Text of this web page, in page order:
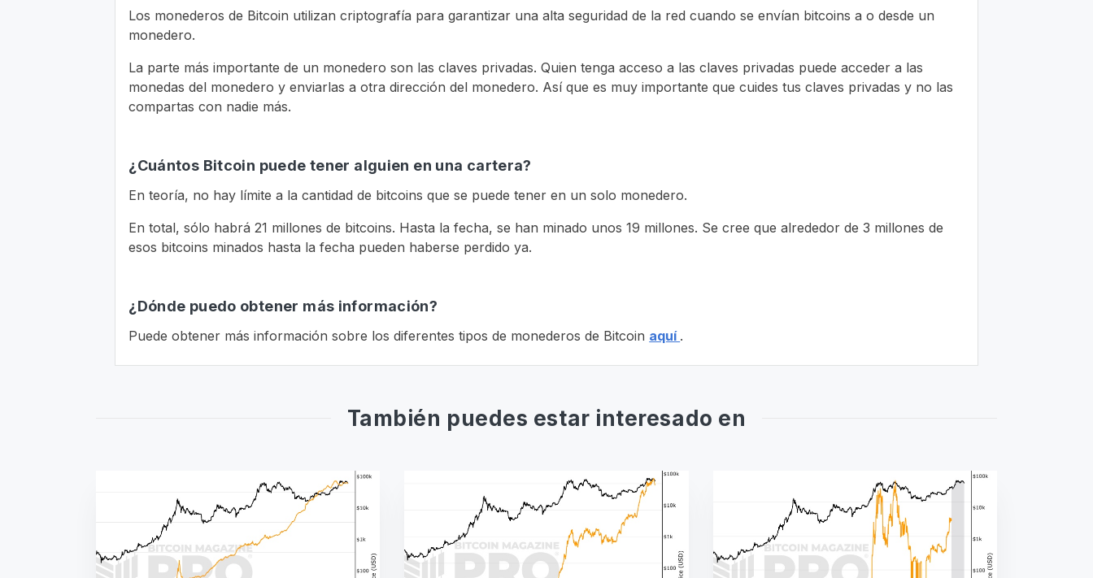
Los monederos de Bitcoin utilizan criptografía para garantizar una alta seguridad de la red cuando se envían bitcoins a o desde un
monedero.
La parte más importante de un monedero son las claves privadas. Quien tenga acceso a las claves privadas puede acceder a las
monedas del monedero y enviarlas a otra dirección del monedero. Así que es muy importante que cuides tus claves privadas y no las
compartas con nadie más.
¿Cuántos Bitcoin puede tener alguien en una cartera?
En teoría, no hay límite a la cantidad de bitcoins que se puede tener en un solo monedero.
En total, sólo habrá 21 millones de bitcoins. Hasta la fecha, se han minado unos 19 millones. Se cree que alrededor de 3 millones de
esos bitcoins minados hasta la fecha pueden haberse perdido ya.
¿Dónde puedo obtener más información?
Puede obtener más información sobre los diferentes tipos de monederos de Bitcoin aquí .
También puedes estar interesado en